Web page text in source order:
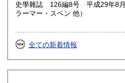
史學雜誌 126編8号 平成29年8月 （大西克典/篠崎敦史/ク
ラーマー・スベン 他）
全ての新着情報